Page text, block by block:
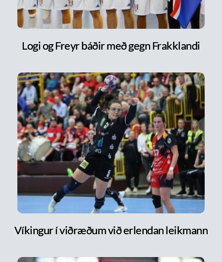
Logi og Freyr báðir með gegn Frakklandi
Víkingur í viðræðum við erlendan leikmann